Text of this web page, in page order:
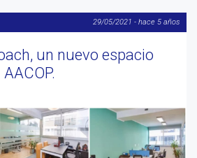
29/05/2021 - hace 5 años
un nuevo espacio